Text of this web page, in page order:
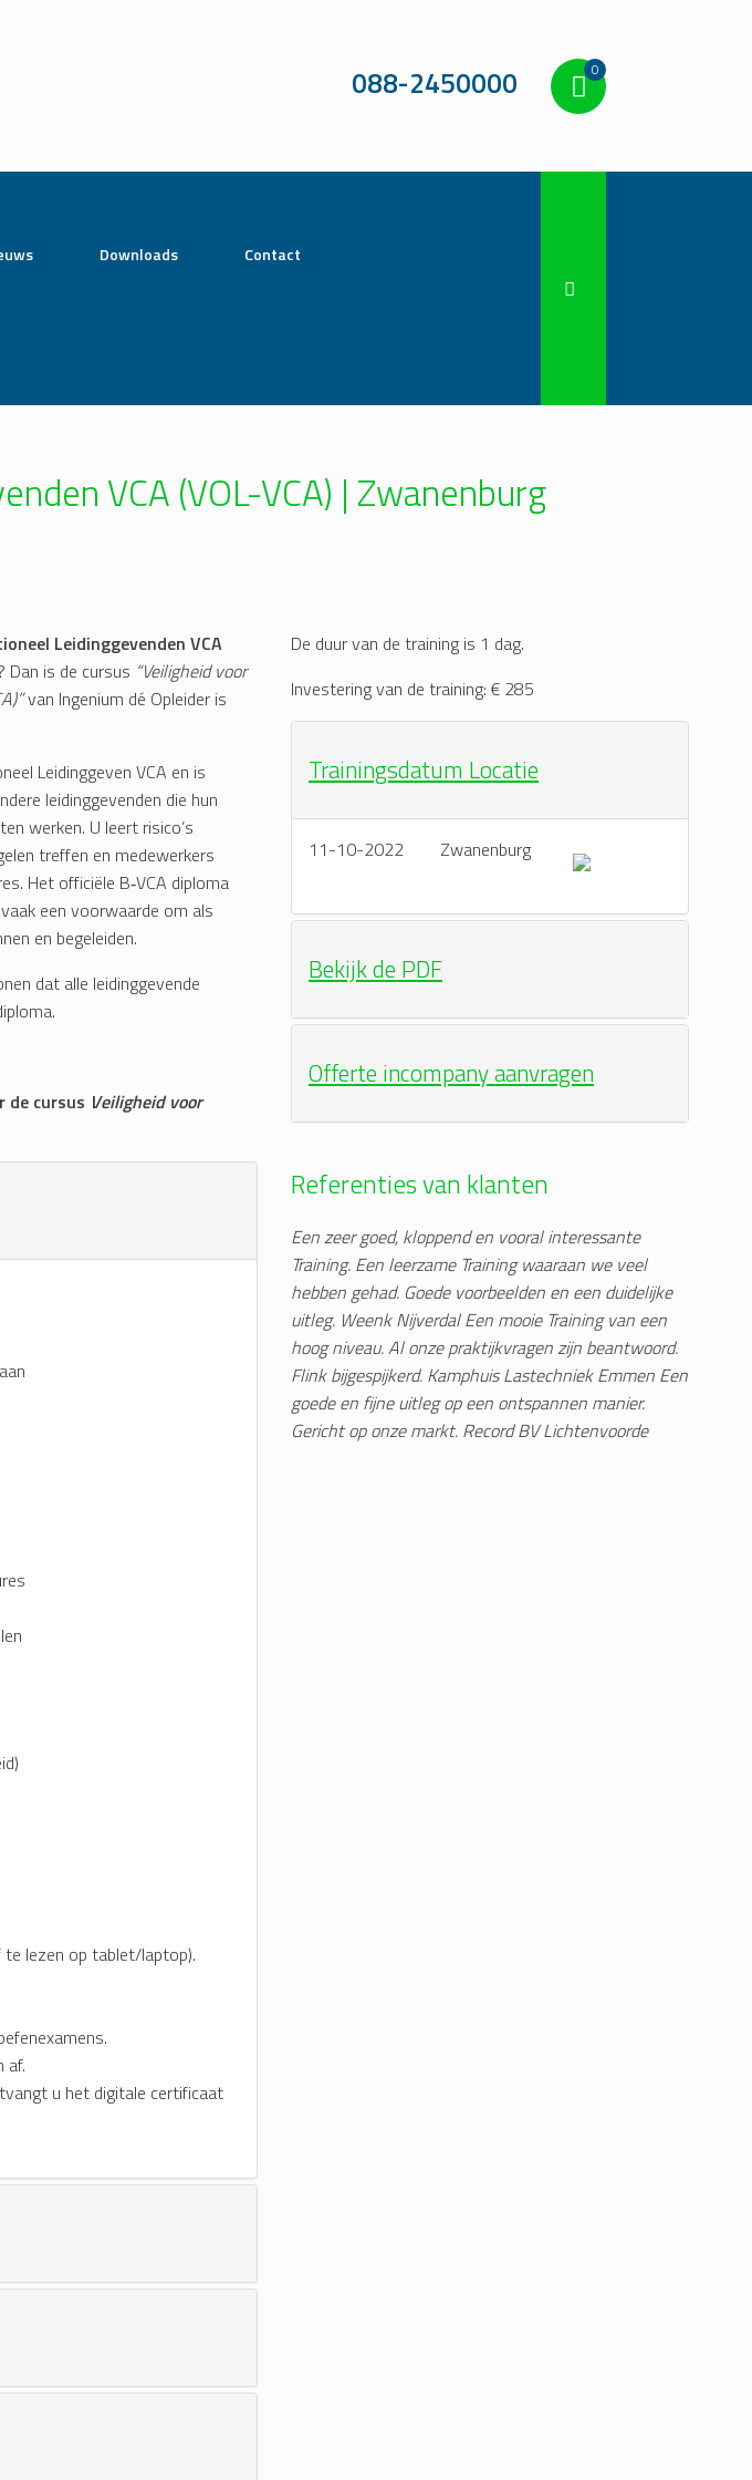
088-2450000 0
Downloads Contact
VCA (VOL-VCA) | Zwanenburg
Leidinggevenden VCA
Dan is de cursus “Veiligheid voor
van Ingenium dé Opleider is
Leidinggeven VCA en is
leidinggevenden die hun
werken. U leert risico’s
treffen en medewerkers
Het officiële B‑VCA diploma
een voorwaarde om als
en begeleiden.
dat alle leidinggevende
de cursus Veiligheid voor
lezen op tablet/laptop).
af.
u het digitale certificaat
De duur van de training is 1 dag.
Investering van de training: € 285
Trainingsdatum Locatie
11-10-2022 Zwanenburg
Bekijk de PDF
Offerte incompany aanvragen
Referenties van klanten
Een zeer goed, kloppend en vooral interessante
Training. Een leerzame Training waaraan we veel
hebben gehad. Goede voorbeelden en een duidelijke
uitleg. Weenk Nijverdal Een mooie Training van een
hoog niveau. Al onze praktijkvragen zijn beantwoord.
Flink bijgespijkerd. Kamphuis Lastechniek Emmen Een
goede en fijne uitleg op een ontspannen manier.
Gericht op onze markt. Record BV Lichtenvoorde